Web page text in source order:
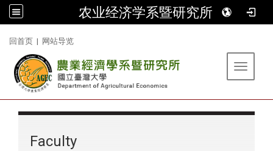
农业经济学系暨研究所
回首页 | 网站导览
Toggle
Faculty